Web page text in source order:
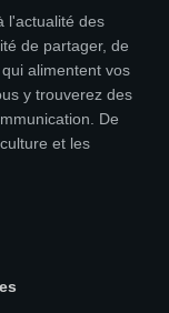
l'actualité des
de partager, de
alimentent vos
y trouverez des
De
et les